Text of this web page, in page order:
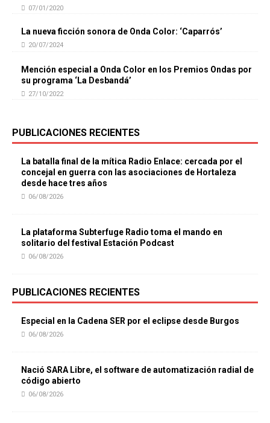
07/01/2020
La nueva ficción sonora de Onda Color: ‘Caparrós’
20/07/2024
Mención especial a Onda Color en los Premios Ondas por
su programa ‘La Desbandá’
27/10/2022
PUBLICACIONES RECIENTES
La batalla final de la mítica Radio Enlace: cercada por el
concejal en guerra con las asociaciones de Hortaleza
desde hace tres años
06/08/2026
La plataforma Subterfuge Radio toma el mando en
solitario del festival Estación Podcast
06/08/2026
PUBLICACIONES RECIENTES
Especial en la Cadena SER por el eclipse desde Burgos
06/08/2026
Nació SARA Libre, el software de automatización radial de
código abierto
06/08/2026